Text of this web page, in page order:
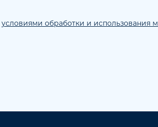
условиями обработки и использования